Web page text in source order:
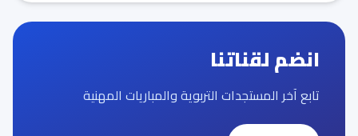
انضم لقناتنا
تابع آخر المستجدات التربوية والمباريات المهنية